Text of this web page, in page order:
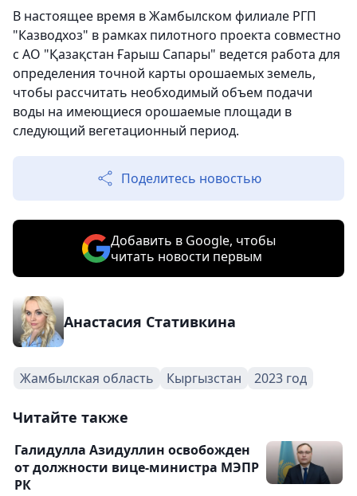
В настоящее время в Жамбылском филиале РГП
"Казводхоз" в рамках пилотного проекта совместно
с АО "Қазақстан Ғарыш Сапары" ведется работа для
определения точной карты орошаемых земель,
чтобы рассчитать необходимый объем подачи
воды на имеющиеся орошаемые площади в
следующий вегетационный период.
Поделитесь новостью
Добавить в Google, чтобы
читать новости первым
Анастасия Стативкина
Жамбылская область Кыргызстан 2023 год
Читайте также
Галидулла Азидуллин освобожден
от должности вице-министра МЭПР
РК